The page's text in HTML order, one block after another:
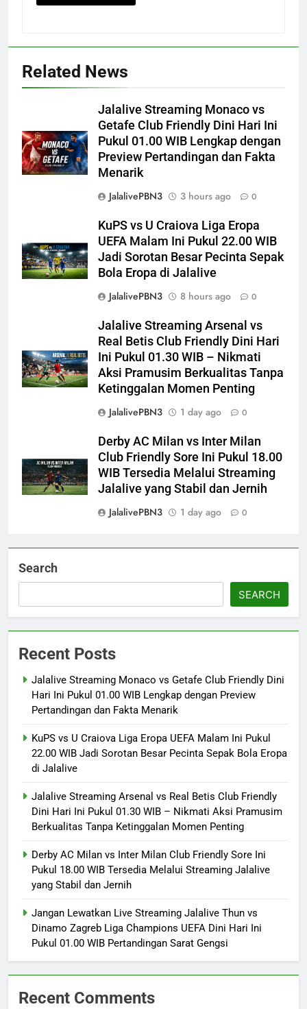
Related News
Jalalive Streaming Monaco vs
Getafe Club Friendly Dini Hari Ini
Pukul 01.00 WIB Lengkap dengan
Preview Pertandingan dan Fakta
Menarik
JalalivePBN3
3 hours ago 0
KuPS vs U Craiova Liga Eropa
UEFA Malam Ini Pukul 22.00 WIB
Jadi Sorotan Besar Pecinta Sepak
Bola Eropa di Jalalive
JalalivePBN3
8 hours ago 0
Jalalive Streaming Arsenal vs
Real Betis Club Friendly Dini Hari
Ini Pukul 01.30 WIB – Nikmati
Aksi Pramusim Berkualitas Tanpa
Ketinggalan Momen Penting
JalalivePBN3
1 day ago 0
Derby AC Milan vs Inter Milan
Club Friendly Sore Ini Pukul 18.00
WIB Tersedia Melalui Streaming
Jalalive yang Stabil dan Jernih
JalalivePBN3
1 day ago 0
Search
SEARCH
Recent Posts
Jalalive Streaming Monaco vs Getafe Club Friendly Dini
Hari Ini Pukul 01.00 WIB Lengkap dengan Preview
Pertandingan dan Fakta Menarik
KuPS vs U Craiova Liga Eropa UEFA Malam Ini Pukul
22.00 WIB Jadi Sorotan Besar Pecinta Sepak Bola Eropa
di Jalalive
Jalalive Streaming Arsenal vs Real Betis Club Friendly
Dini Hari Ini Pukul 01.30 WIB – Nikmati Aksi Pramusim
Berkualitas Tanpa Ketinggalan Momen Penting
Derby AC Milan vs Inter Milan Club Friendly Sore Ini
Pukul 18.00 WIB Tersedia Melalui Streaming Jalalive
yang Stabil dan Jernih
Jangan Lewatkan Live Streaming Jalalive Thun vs
Dinamo Zagreb Liga Champions UEFA Dini Hari Ini
Pukul 01.00 WIB Pertandingan Sarat Gengsi
Recent Comments